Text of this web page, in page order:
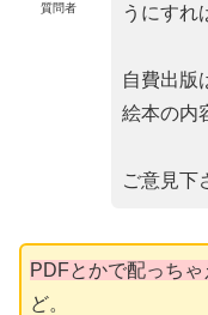
質問者
うにすれ
自費出版
絵本の内
ご意見下
PDFとかで配っちゃ
ど。